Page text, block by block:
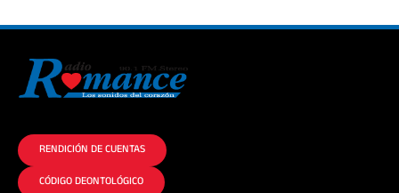
RENDICIÓN DE CUENTAS
CÓDIGO DEONTOLÓGICO